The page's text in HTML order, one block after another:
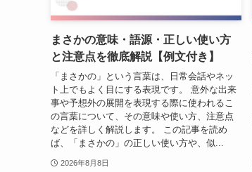
まさかの意味・語源・正しい使い方
と注意点を徹底解説【例文付き】
「まさかの」という言葉は、日常会話やネッ
ト上でもよく目にする表現です。 意外な出来
事や予想外の展開を表現する際に使われるこ
の言葉について、その意味や使い方、注意点
などを詳しく解説します。 この記事を読め
ば、「まさかの」の正しい使い方や、似...
2026年8月8日